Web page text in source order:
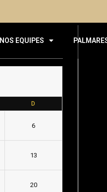
NOS EQUIPES
D
6
13
20